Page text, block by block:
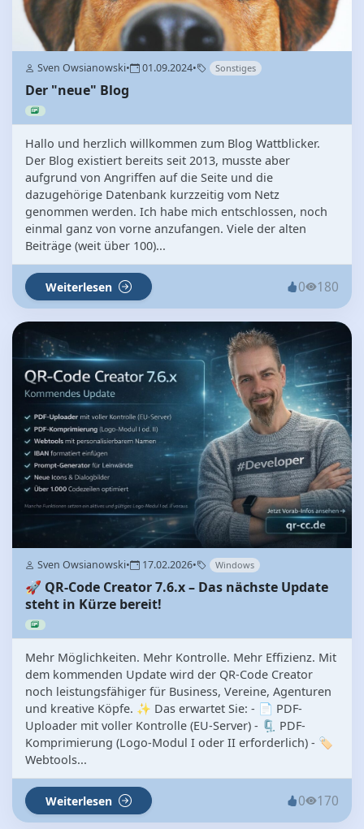
Sven Owsianowski• 01.09.2024• Sonstiges
Der "neue" Blog
Hallo und herzlich willkommen zum Blog Wattblicker.
Der Blog existiert bereits seit 2013, musste aber
aufgrund von Angriffen auf die Seite und die
dazugehörige Datenbank kurzzeitig vom Netz
genommen werden. Ich habe mich entschlossen, noch
einmal ganz von vorne anzufangen. Viele der alten
Beiträge (weit über 100)...
Weiterlesen 0 180
Sven Owsianowski• 17.02.2026• Windows
🚀 QR-Code Creator 7.6.x – Das nächste Update
steht in Kürze bereit!
Mehr Möglichkeiten. Mehr Kontrolle. Mehr Effizienz. Mit
dem kommenden Update wird der QR-Code Creator
noch leistungsfähiger für Business, Vereine, Agenturen
und kreative Köpfe. ✨ Das erwartet Sie: - 📄 PDF-
Uploader mit voller Kontrolle (EU-Server) - 🗜 PDF-
Komprimierung (Logo-Modul I oder II erforderlich) - 🏷
Webtools...
Weiterlesen 0 170